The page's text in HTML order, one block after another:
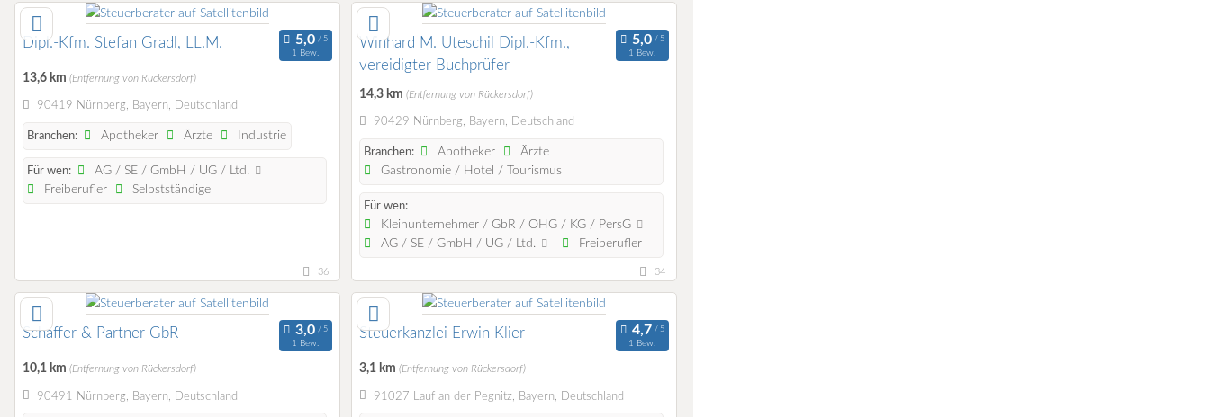
Dipl.-Kfm. Stefan Gradl, LL.M.
1 Bew.
13,6 km (Entfernung von Rückersdorf)
90419 Nürnberg, Bayern, Deutschland
Branchen: Apotheker Ärzte Industrie
Für wen:
AG / SE / GmbH / UG / Ltd.
Freiberufler
Selbstständige
36
Winhard M. Uteschil Dipl.-Kfm.,
vereidigter Buchprüfer
1 Bew.
14,3 km (Entfernung von Rückersdorf)
90429 Nürnberg, Bayern, Deutschland
Branchen: Apotheker
Ärzte
Gastronomie / Hotel / Tourismus
Für wen:
Kleinunternehmer / GbR / OHG / KG / PersG
AG / SE / GmbH / UG / Ltd.
Freiberufler
34
Schaffer & Partner GbR
1 Bew.
10,1 km (Entfernung von Rückersdorf)
90491 Nürnberg, Bayern, Deutschland
Steuerkanzlei Erwin Klier
1 Bew.
3,1 km (Entfernung von Rückersdorf)
91027 Lauf an der Pegnitz, Bayern, Deutschland